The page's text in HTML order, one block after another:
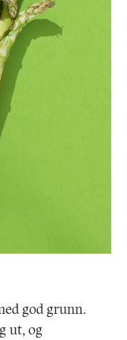
god grunn.
ut, og